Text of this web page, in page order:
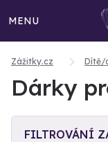
MENU
Zážitky.cz Dítě/
Dárky
FILTROVÁNÍ